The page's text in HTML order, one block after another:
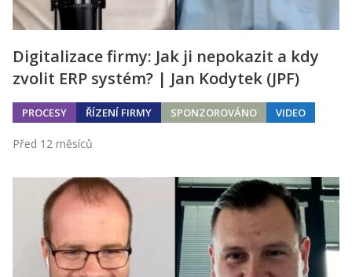
Digitalizace firmy: Jak ji nepokazit a kdy
zvolit ERP systém? | Jan Kodytek (JPF)
PROCESY ŘÍZENÍ FIRMY SPONZOROVÁNO VIDEO
Před 12 měsíců